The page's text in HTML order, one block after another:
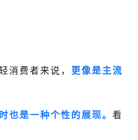
消费者来说， 更像是主流
也是一种个性的展现。 看